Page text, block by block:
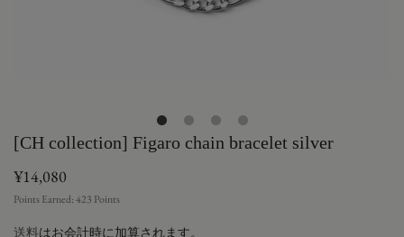
[CH collection] Figaro chain bracelet silver
¥14,080
Points Earned:423 Points
送料はお会計時に加算されます。